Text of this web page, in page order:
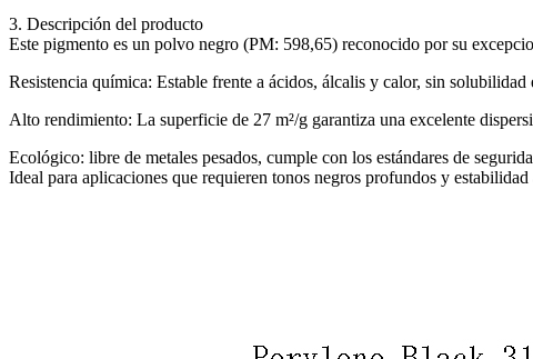
3. Descripción del producto
Este pigmento es un polvo negro (PM: 598,65) reconocido por su
Resistencia química: Estable frente a ácidos, álcalis y calor, sin solubilidad
Alto rendimiento: La superficie de 27 m²/g garantiza una excelente
Ecológico: libre de metales pesados, cumple con los estándares de
Ideal para aplicaciones que requieren tonos negros profundos y